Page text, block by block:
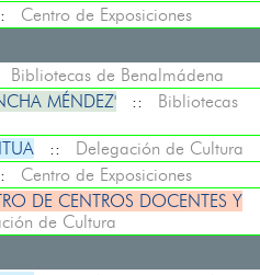
Centro de Exposiciones
Bibliotecas de Benalmádena
MÉNDEZ' :: Bibliotecas
:: Delegación de Cultura
Centro de Exposiciones
DE CENTROS DOCENTES Y
de Cultura